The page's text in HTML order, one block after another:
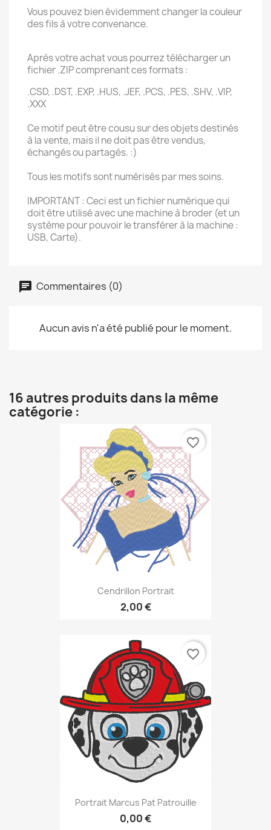
Vous pouvez bien évidemment changer la couleur
des fils à votre convenance.
Après votre achat vous pourrez télécharger un
fichier .ZIP comprenant ces formats :
.CSD, .DST, .EXP, .HUS, .JEF, .PCS, .PES, .SHV, .VIP,
.XXX
Ce motif peut être cousu sur des objets destinés
à la vente, mais il ne doit pas être vendus,
échangés ou partagés. :)
Tous les motifs sont numérisés par mes soins.
IMPORTANT : Ceci est un fichier numérique qui
doit être utilisé avec une machine à broder (et un
système pour pouvoir le transférer à la machine :
USB, Carte).
Commentaires (0)
Aucun avis n'a été publié pour le moment.
16 autres produits dans la même
catégorie :
Cendrillon Portrait
2,00 €
favorite_border
Portrait Marcus Pat Patrouille
0,00 €
favorite_border